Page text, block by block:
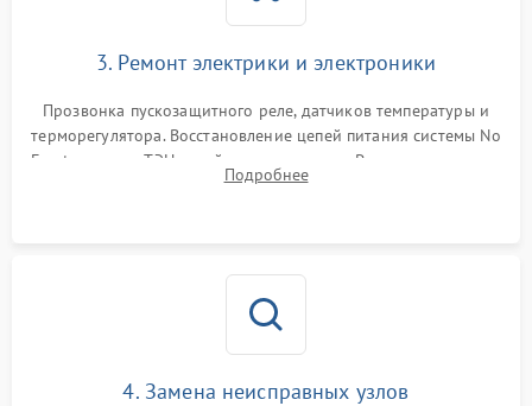
3. Ремонт электрики и электроники
Прозвонка пускозащитного реле, датчиков температуры и
терморегулятора. Восстановление цепей питания системы No
Frost, включая ТЭН оттайки и вентилятор. Ремонт или замена
платы управления при сбоях алгоритмов.
Подробнее
4. Замена неисправных узлов